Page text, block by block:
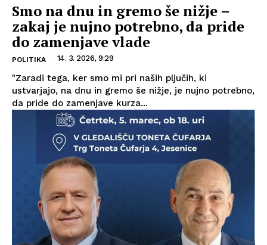
Smo na dnu in gremo še nižje –
zakaj je nujno potrebno, da pride
do zamenjave vlade
POLITIKA 14. 3. 2026, 9:29
"Zaradi tega, ker smo mi pri naših pljučih, ki
ustvarjajo, na dnu in gremo še nižje, je nujno potrebno,
da pride do zamenjave kurza...